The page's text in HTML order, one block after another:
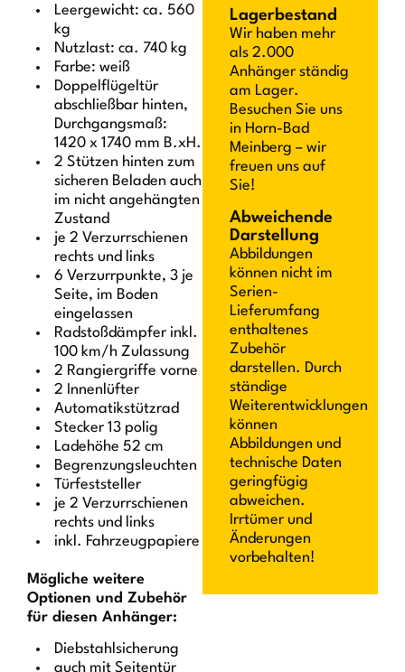
Leergewicht: ca. 560
kg
Nutzlast: ca. 740 kg
Farbe: weiß
Doppelflügeltür
abschließbar hinten,
Durchgangsmaß:
1420 x 1740 mm B.xH.
2 Stützen hinten zum
sicheren Beladen auch
im nicht angehängten
Zustand
je 2 Verzurrschienen
rechts und links
6 Verzurrpunkte, 3 je
Seite, im Boden
eingelassen
Radstoßdämpfer inkl.
100 km/h Zulassung
2 Rangiergriffe vorne
2 Innenlüfter
Automatikstützrad
Stecker 13 polig
Ladehöhe 52 cm
Begrenzungsleuchten
Türfeststeller
je 2 Verzurrschienen
rechts und links
inkl. Fahrzeugpapiere
Mögliche weitere
Optionen und Zubehör
für diesen Anhänger:
Diebstahlsicherung
auch mit Seitentür
Lagerbestand
Wir haben mehr
als 2.000
Anhänger ständig
am Lager.
Besuchen Sie uns
in Horn-Bad
Meinberg – wir
freuen uns auf
Sie!
Abweichende
Darstellung
Abbildungen
können nicht im
Serien-
Lieferumfang
enthaltenes
Zubehör
darstellen. Durch
ständige
Weiterentwicklungen
können
Abbildungen und
technische Daten
geringfügig
abweichen.
Irrtümer und
Änderungen
vorbehalten!